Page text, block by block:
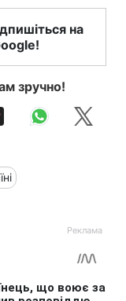
на
зручно!